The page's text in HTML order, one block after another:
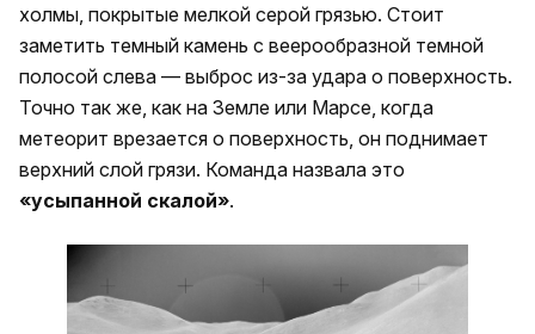
холмы, покрытые мелкой серой грязью. Стоит
заметить темный камень с веерообразной темной
полосой слева — выброс из-за удара о поверхность.
Точно так же, как на Земле или Марсе, когда
метеорит врезается о поверхность, он поднимает
верхний слой грязи. Команда назвала это
«усыпанной скалой».